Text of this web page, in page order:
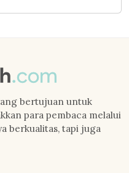
bertujuan untuk
para pembaca melalui
berkualitas, tapi juga